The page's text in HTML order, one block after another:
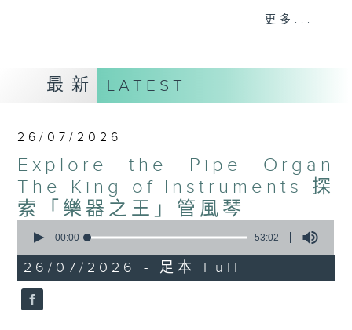
旅。節目將帶你探索這件壯麗樂器的悠久歷史與精妙
將會了解管風琴獨特的運作原理與結構，包括多層鍵
盤、腳踏板，以及最關鍵、能塑造其獨特音色的各式
風琴管。
節目亦會聚焦於那些在管風琴音樂史上留下深刻印記
的著名作曲家，呈現橫跨六個世紀的經典作品。從早
期巴洛克大師史維靈克（ Jan Pieterszoon
Sweelinck）、謝德曼（Heinrich Scheidemann）及J.
更多...
最新 LATEST
26/07/2026
Explore the Pipe Organ
The King of Instruments 探
索「樂器之王」管風琴
seconds
53
minutes,
2
seconds
00:00 53:02
26/07/2026 - 足本 Full